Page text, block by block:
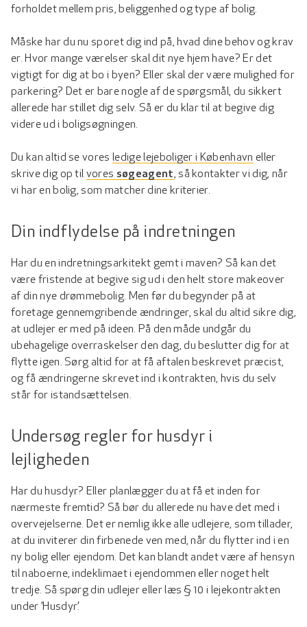
forholdet mellem pris, beliggenhed og type af bolig.
Måske har du nu sporet dig ind på, hvad dine behov og krav
er. Hvor mange værelser skal dit nye hjem have? Er det
vigtigt for dig at bo i byen? Eller skal der være mulighed for
parkering? Det er bare nogle af de spørgsmål, du sikkert
allerede har stillet dig selv. Så er du klar til at begive dig
videre ud i boligsøgningen.
Du kan altid se voresledige lejeboliger i København eller
skrive dig op til vores søgeagent, så kontakter vi dig, når
vi har en bolig, som matcher dine kriterier.
Din indflydelse på indretningen
Har du en indretningsarkitekt gemt i maven? Så kan det
være fristende at begive sig ud i den helt store makeover
af din nye drømmebolig. Men før du begynder på at
foretage gennemgribende ændringer, skal du altid sikre dig,
at udlejer er med på ideen. På den måde undgår du
ubehagelige overraskelser den dag, du beslutter dig for at
flytte igen. Sørg altid for at få aftalen beskrevet præcist,
og få ændringerne skrevet ind i kontrakten, hvis du selv
står for istandsættelsen.
Undersøg regler for husdyr i
lejligheden
Har du husdyr? Eller planlægger du at få et inden for
nærmeste fremtid? Så bør du allerede nu have det med i
overvejelserne. Det er nemlig ikke alle udlejere, som tillader,
at du inviterer din firbenede ven med, når du flytter ind i en
ny bolig eller ejendom. Det kan blandt andet være af hensyn
til naboerne, indeklimaet i ejendommen eller noget helt
tredje. Så spørg din udlejer eller læs § 10 i lejekontrakten
under ’Husdyr’.